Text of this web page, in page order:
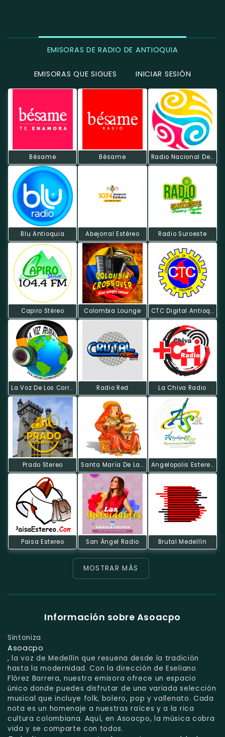
EMISORAS DE RADIO DE ANTIOQUIA
EMISORAS QUE SIGUES INICIAR SESIÓN
Bésame Bésame Radio Nacional De Colombia
Blu Antioquia Abejorral Estéreo Radio Suroeste
Capiro Stéreo Colombia Lounge CTC Digital Antioquia
La Voz De Los Corregimientos Radio Red La Chiva Radio
Prado Stereo Santa María De La Paz Angelopolis Estereo
Paisa Estereo San Ángel Radio Brutal Medellín
MOSTRAR MÁS
Información sobre Asoacpo
Sintoniza
Asoacpo
, la voz de Medellín que resuena desde la tradición
hasta la modernidad. Con la dirección de Eseliano
Flórez Barrera, nuestra emisora ofrece un espacio
único donde puedes disfrutar de una variada selección
musical que incluye folk, bolero, pop y vallenato. Cada
nota es un homenaje a nuestras raíces y a la rica
cultura colombiana. Aquí, en Asoacpo, la música cobra
vida y se comparte con todos.